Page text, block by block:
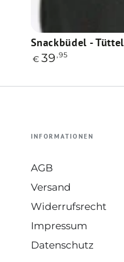
Snackbüdel
-
Snackbüdel -
Regulärer
€ 39,95
INFORMATIONEN
AGB
Versand
Widerrufsrecht
Impressum
Datenschutz